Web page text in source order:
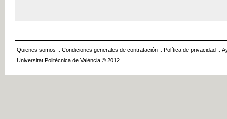
Quienes somos :: Condiciones generales de contratación :: Política de privacidad ::
Universitat Politècnica de València © 2012